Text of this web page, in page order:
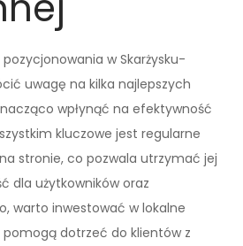
w Skarżysku-
uwagę na kilka najlepszych
wpłynąć na efektywność
kluczowe jest regularne
stronie, co pozwala utrzymać jej
dla użytkowników oraz
warto inwestować w lokalne
pomogą dotrzeć do klientów z